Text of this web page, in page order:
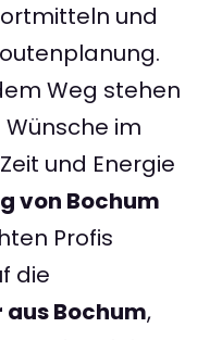
und
Weg stehen
im
und Energie
von Bochum
Profis
die
Bochum,